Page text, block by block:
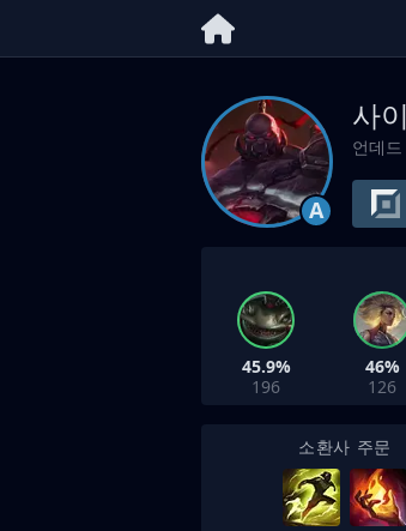
A
사
언데
45.9%
196
46%
126
소환사 주문